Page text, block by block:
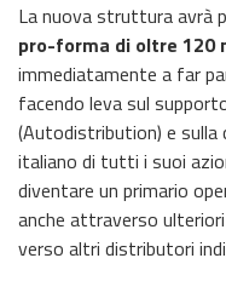
La nuova struttura avrà
pro-forma di oltre 120
immediatamente a far
facendo leva sul
(Autodistribution) e sulla
italiano di tutti i suoi
diventare un primario
anche attraverso
verso altri distributori